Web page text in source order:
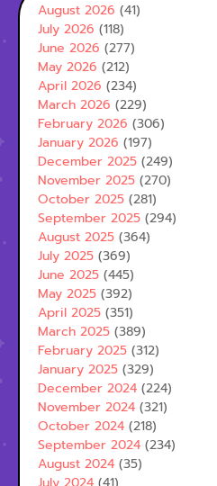
August 2026 (41)
July 2026 (118)
June 2026 (277)
May 2026 (212)
April 2026 (234)
March 2026 (229)
February 2026 (306)
January 2026 (197)
December 2025 (249)
November 2025 (270)
October 2025 (281)
September 2025 (294)
August 2025 (364)
July 2025 (369)
June 2025 (445)
May 2025 (392)
April 2025 (351)
March 2025 (389)
February 2025 (312)
January 2025 (329)
December 2024 (224)
November 2024 (321)
October 2024 (218)
September 2024 (234)
August 2024 (35)